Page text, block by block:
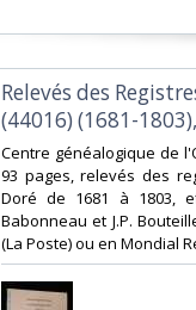
‎Relevés des
(44016) (1681-
‎Centre généalogique de
93 pages, relevés des
Doré de 1681 à 1803,
Babonneau et J.P.
(La Poste) ou en Mondial